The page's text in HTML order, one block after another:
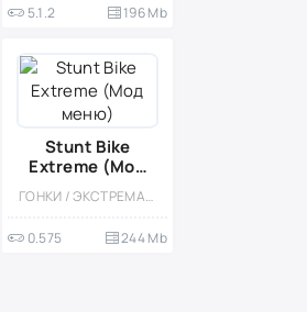
5.1.2 196 Mb
Stunt Bike
Extreme (Мод
меню)
ГОНКИ / ЭКСТРЕМАЛЬНАЯ ЕЗДА / КАЗУАЛЬНЫЕ / МОТО / ФИЗИКА / 3D / ВСТРОЕННЫЙ КЕШ / МОД / СТИЛИЗАЦИЯ
0.575 244 Mb